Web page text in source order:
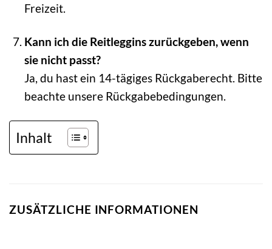
Freizeit.
Kann ich die Reitleggins zurückgeben, wenn
sie nicht passt?
Ja, du hast ein 14-tägiges Rückgaberecht. Bitte
beachte unsere Rückgabebedingungen.
Inhalt
ZUSÄTZLICHE INFORMATIONEN